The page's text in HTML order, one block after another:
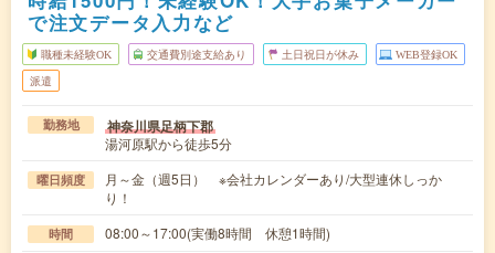
で注文データ入力など
職種未経験OK 交通費別途支給あり 土日祝日が休み WEB登録OK
派遣
勤務地 神奈川県足柄下郡
湯河原駅から徒歩5分
曜日頻度
月～金（週5日） ※会社カレンダーあり/大型連休しっか
り！
時間 08:00～17:00(実働8時間 休憩1時間)